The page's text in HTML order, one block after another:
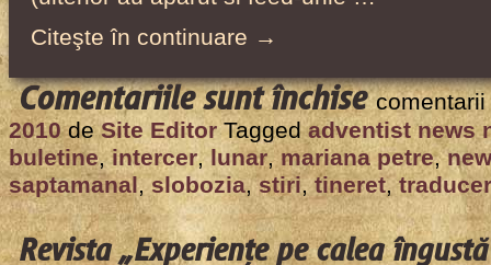
Citeşte în continuare →
Comentariile sunt închisepentru
Stiri
si
buletine
Intercer
2010 de Site EditorTaggedadventist news
buletine,intercer,lunar,mariana petre,
saptamanal,slobozia,stiri,tineret,
Revista „Experienţe pe calea